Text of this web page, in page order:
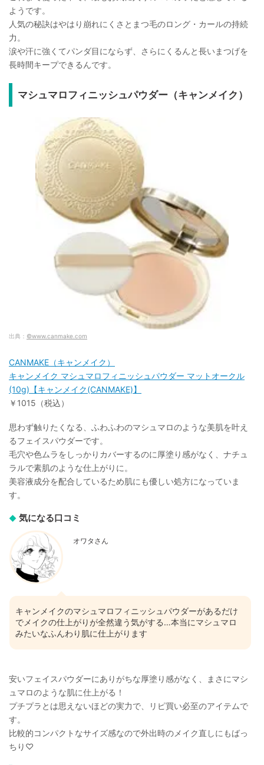
ようです。
人気の秘訣はやはり崩れにくさとまつ毛のロング・カールの持続
力。
涙や汗に強くてパンダ目にならず、さらにくるんと長いまつげを
長時間キープできるんです。
マシュマロフィニッシュパウダー（キャンメイク）
出典： ©www.canmake.com
CANMAKE（キャンメイク）
キャンメイク マシュマロフィニッシュパウダー マットオークル
(10g)【キャンメイク(CANMAKE)】
￥1015（税込）
思わず触りたくなる、ふわふわのマシュマロのような美肌を叶え
るフェイスパウダーです。
毛穴や色ムラをしっかりカバーするのに厚塗り感がなく、ナチュ
ラルで素肌のような仕上がりに。
美容液成分を配合しているため肌にも優しい処方になっていま
す。
気になる口コミ
オワタさん
キャンメイクのマシュマロフィニッシュパウダーがあるだけ
でメイクの仕上がりが全然違う気がする…本当にマシュマロ
みたいなふんわり肌に仕上がります
安いフェイスパウダーにありがちな厚塗り感がなく、まさにマシ
ュマロのような肌に仕上がる！
プチプラとは思えないほどの実力で、リピ買い必至のアイテムで
す。
比較的コンパクトなサイズ感なので外出時のメイク直しにもばっ
ちり♡